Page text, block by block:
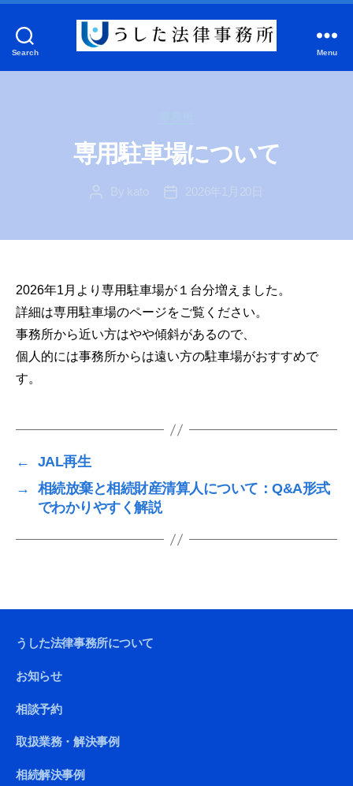
Search
事
所
Menu
専用駐車場について
PostBy kato
Post2026年1月20日
2026年1月より専用駐車場が１台分増えました。
詳細は専用駐車場のページをご覧ください。
事務所から近い方はやや傾斜があるので、
個人的には事務所からは遠い方の駐車場がおすすめで
す。
←
JAL再生
→
相続放棄と相続財産清算人について：Q&A形式
でわかりやすく解説
うした法律事務所について
お知らせ
相談予約
取扱業務・解決事例
相続解決事例